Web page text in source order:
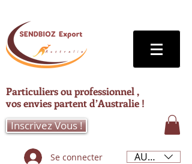
Particuliers ou professionnel ,
vos envies partent d’Australie !
Inscrivez Vous !
Se connecter AUD (AU$)